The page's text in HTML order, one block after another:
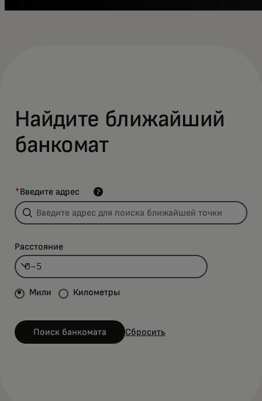
Найдите ближайший
банкомат
*Введите адрес
Расстояние
Мили Километры
Поиск банкомата Сбросить